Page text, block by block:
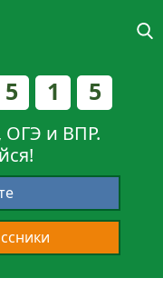
5 1 5
ОГЭ и ВПР.